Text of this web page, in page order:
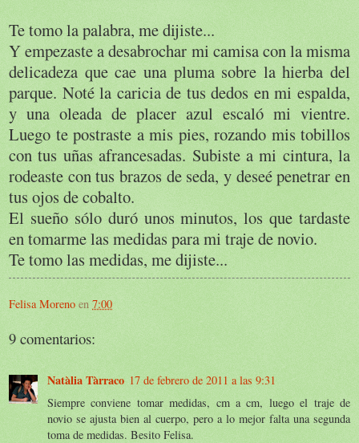
Te tomo la palabra, me dijiste...
Y empezaste a desabrochar mi camisa con la misma
delicadeza que cae una pluma sobre la hierba del
parque. Noté la caricia de tus dedos en mi espalda,
y una oleada de placer azul escaló mi vientre.
Luego te postraste a mis pies, rozando mis tobillos
con tus uñas afrancesadas. Subiste a mi cintura, la
rodeaste con tus brazos de seda, y deseé penetrar en
tus ojos de cobalto.
El sueño sólo duró unos minutos, los que tardaste
en tomarme las medidas para mi traje de novio.
Te tomo las medidas, me dijiste...
Felisa Moreno en 7:00
9 comentarios:
Natàlia Tàrraco 17 de febrero de 2011 a las 9:31
Siempre conviene tomar medidas, cm a cm, luego el traje de
novio se ajusta bien al cuerpo, pero a lo mejor falta una segunda
toma de medidas. Besito Felisa.